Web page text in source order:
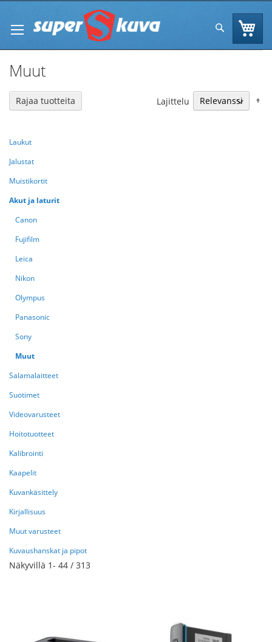
Content
Hae
Muut
Näkyvillä 1- 44 / 313
Lajittelu
Laukut
Jalustat
Muistikortit
Akut ja laturit
Canon
Fujifilm
Leica
Nikon
Olympus
Panasonic
Sony
Muut
Salamalaitteet
Suotimet
Videovarusteet
Hoitotuotteet
Kalibrointi
Kaapelit
Kuvankäsittely
Kirjallisuus
Muut varusteet
Kuvaushanskat ja pipot
Rajaa tuotteita